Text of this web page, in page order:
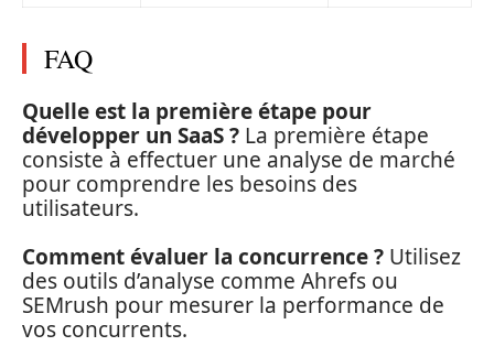
FAQ
Quelle est la première étape pour
développer un SaaS ? La première étape
consiste à effectuer une analyse de marché
pour comprendre les besoins des
utilisateurs.
Comment évaluer la concurrence ? Utilisez
des outils d’analyse comme Ahrefs ou
SEMrush pour mesurer la performance de
vos concurrents.